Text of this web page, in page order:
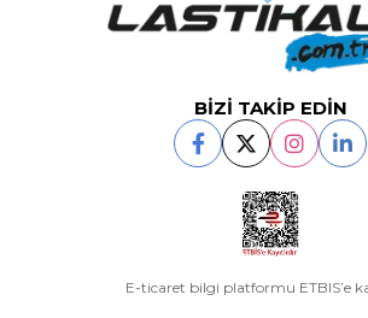
BİZİ TAKİP EDİN
E-ticaret bilgi platformu ETBIS’e